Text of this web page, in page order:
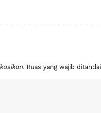
Ruas yang wajib ditandai